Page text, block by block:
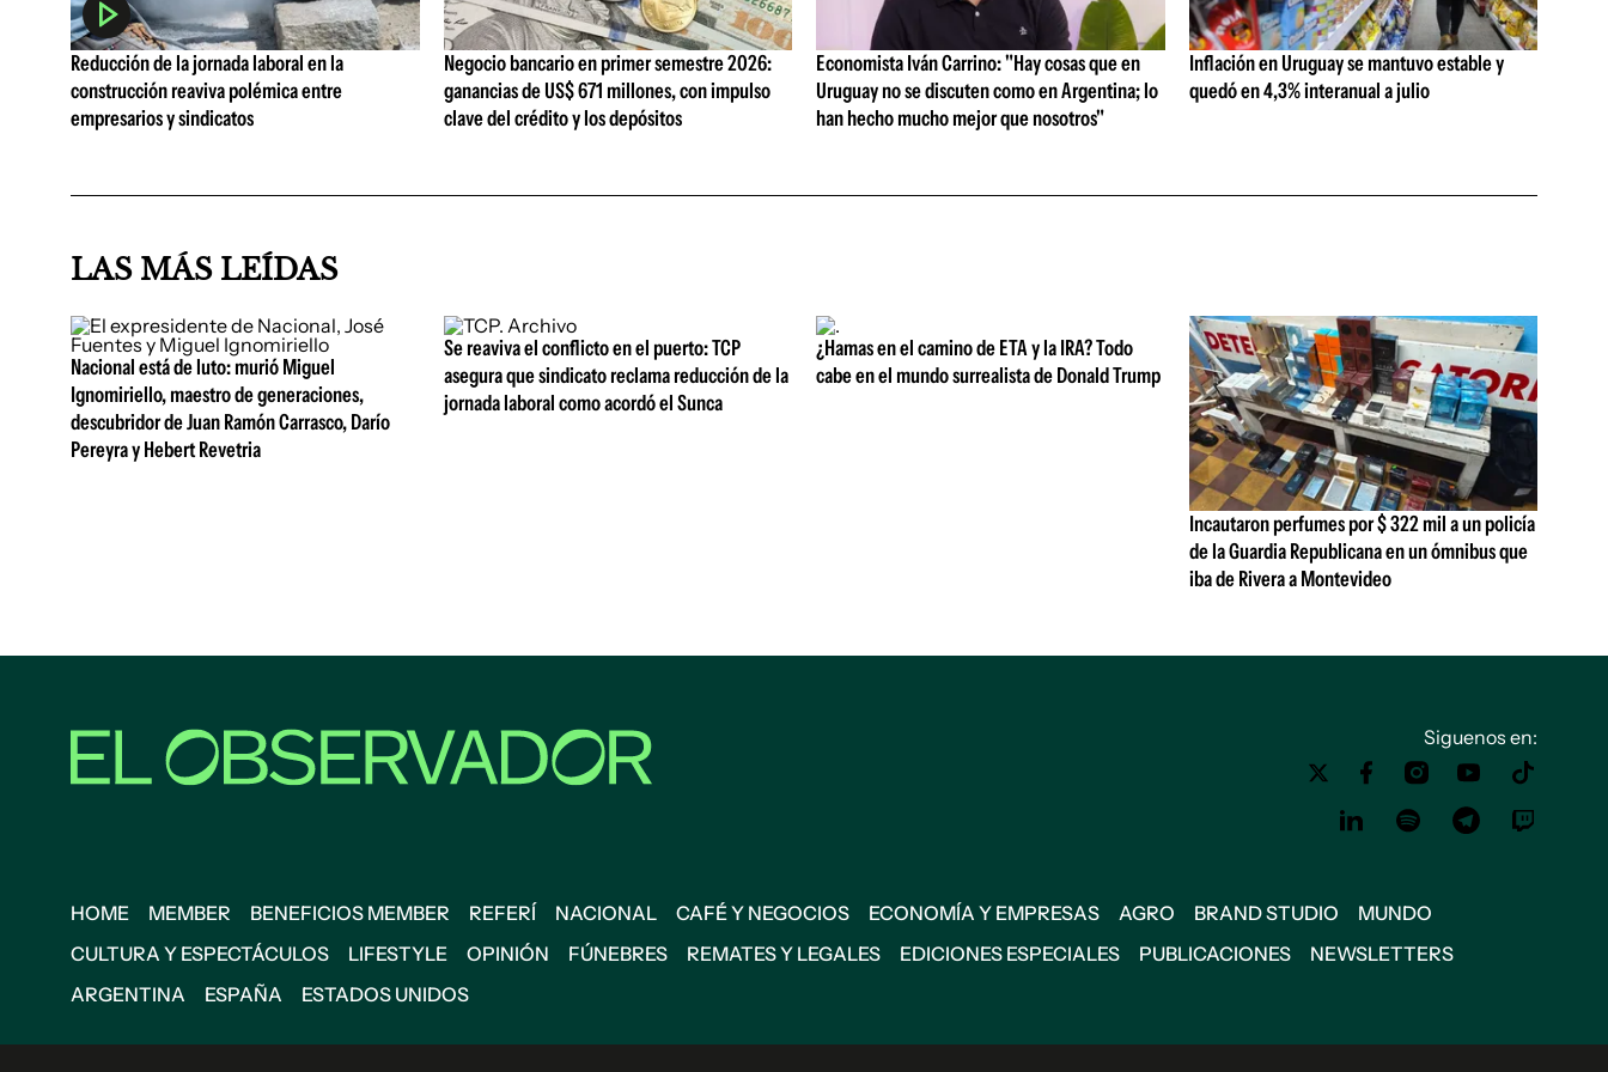
Reducción de la jornada laboral en la
construcción reaviva polémica entre
empresarios y sindicatos
Negocio bancario en primer semestre 2026:
ganancias de US$ 671 millones, con impulso
clave del crédito y los depósitos
Economista Iván Carrino: "Hay cosas que en
Uruguay no se discuten como en Argentina; lo
han hecho mucho mejor que nosotros"
Inflación en Uruguay se mantuvo estable y
quedó en 4,3% interanual a julio
LAS MÁS LEÍDAS
Nacional está de luto: murió Miguel
Ignomiriello, maestro de generaciones,
descubridor de Juan Ramón Carrasco, Darío
Pereyra y Hebert Revetria
Se reaviva el conflicto en el puerto: TCP
asegura que sindicato reclama reducción de la
jornada laboral como acordó el Sunca
¿Hamas en el camino de ETA y la IRA? Todo
cabe en el mundo surrealista de Donald Trump
Incautaron perfumes por $ 322 mil a un policía
de la Guardia Republicana en un ómnibus que
iba de Rivera a Montevideo
Siguenos en:
HOME MEMBER BENEFICIOS MEMBER REFERÍ NACIONAL CAFÉ Y NEGOCIOS ECONOMÍA Y EMPRESAS AGRO BRAND STUDIO
MUNDO
CULTURA Y ESPECTÁCULOS
LIFESTYLE OPINIÓN FÚNEBRES REMATES Y LEGALES EDICIONES ESPECIALES PUBLICACIONES
NEWSLETTERS
ARGENTINA
ESPAÑA ESTADOS UNIDOS